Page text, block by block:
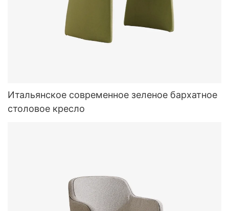
Итальянское современное зеленое бархатное
столовое кресло